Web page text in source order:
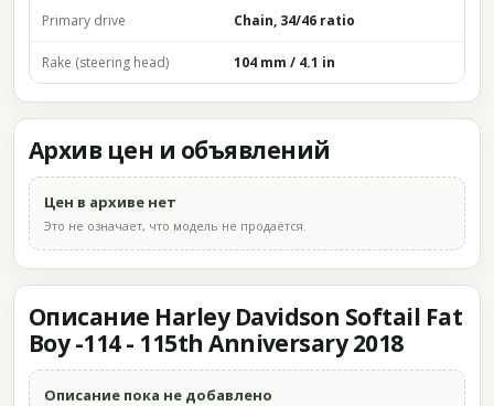
Primary drive Chain, 34/46 ratio
Rake (steering head) 104 mm / 4.1 in
Архив цен и объявлений
Цен в архиве нет
Это не означает, что модель не продаётся.
Описание Harley Davidson Softail Fat
Boy -114 - 115th Anniversary 2018
Описание пока не добавлено